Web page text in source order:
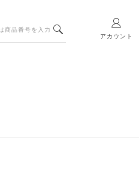
アカウント